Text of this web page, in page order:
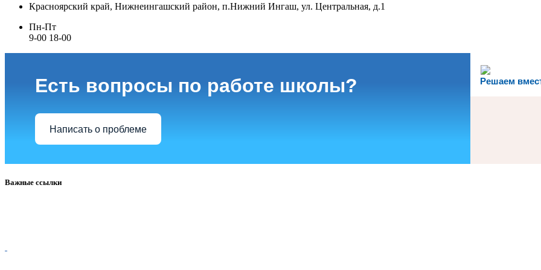
Красноярский край, Нижнеингашский район, п.Нижний Ингаш, ул. Центральная, д.1
Пн-Пт
9-00 18-00
Решаем
Есть вопросы по работе школы?
Написать о проблеме
Важные ссылки